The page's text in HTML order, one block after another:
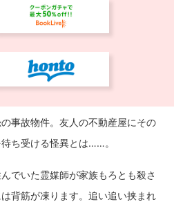
事故物件。友人の不動産屋にその
ち受ける怪異とは……。
でいた霊媒師が家族もろとも殺さ
背筋が凍ります。追い追い挟まれ